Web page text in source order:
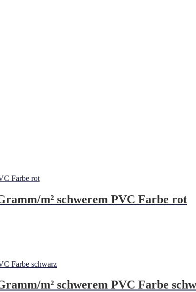
m² schwerem PVC Farbe rot
m² schwerem PVC Farbe